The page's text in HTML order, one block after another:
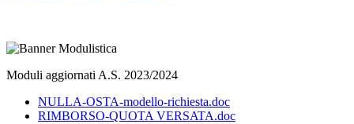
Moduli aggiornati A.S. 2023/2024
NULLA-OSTA-modello-richiesta.doc
RIMBORSO-QUOTA VERSATA.doc